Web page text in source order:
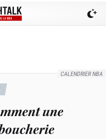
CALENDRIER NBA
une